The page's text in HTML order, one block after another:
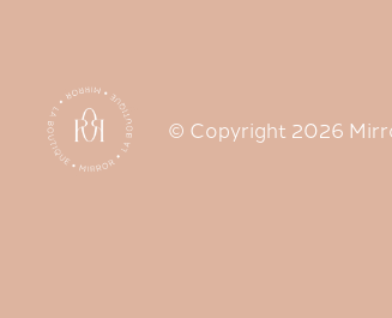
© Copyright 2026